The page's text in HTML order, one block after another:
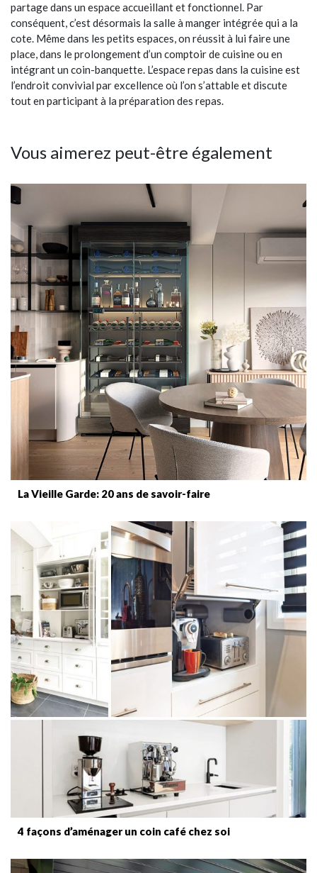
partage dans un espace accueillant et fonctionnel. Par
conséquent, c’est désormais la salle à manger intégrée qui a la
cote. Même dans les petits espaces, on réussit à lui faire une
place, dans le prolongement d’un comptoir de cuisine ou en
intégrant un coin-banquette. L’espace repas dans la cuisine est
l’endroit convivial par excellence où l’on s’attable et discute
tout en participant à la préparation des repas.
Vous aimerez peut-être également
La Vieille Garde: 20 ans de savoir-faire
4 façons d’aménager un coin café chez soi